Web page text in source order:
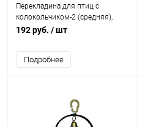
Перекладина для птиц с
колокольчиком-2 (средняя),
выс.26см шир.13см
192 руб. / шт
Подробнее